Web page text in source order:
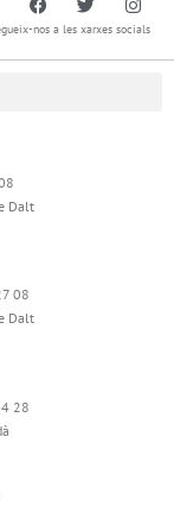
nos a les xarxes socials
Dalt
08
Dalt
28